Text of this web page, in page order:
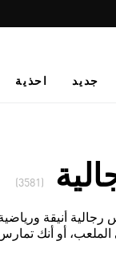
جديد احذية
رجالية أنيقة
الملعب، أو أنك